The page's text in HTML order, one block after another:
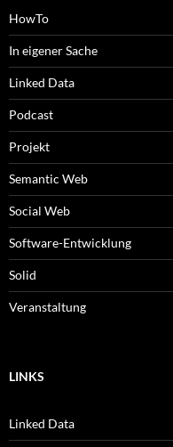
HowTo
In eigener Sache
Linked Data
Podcast
Projekt
Semantic Web
Social Web
Software-Entwicklung
Solid
Veranstaltung
LINKS
Linked Data